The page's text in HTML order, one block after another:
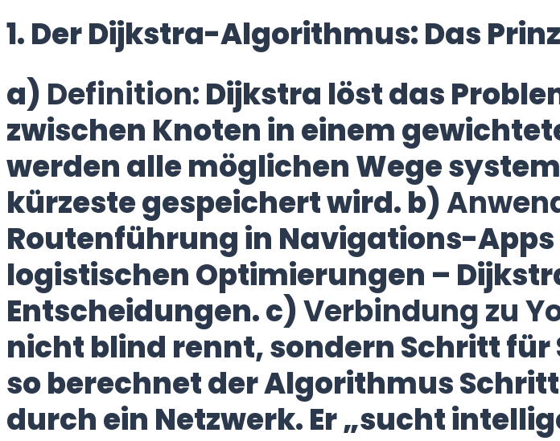
1. Der Dijkstra-Algorithmus: Das
a) Definition:Dijkstra löst das
zwischen Knoten in einem
werden alle möglichen Wege
kürzeste gespeichert wird. b)
Routenführung in Navigations-
logistischen Optimierungen –
Entscheidungen. c)Verbindung zu
nicht blind rennt, sondern Schritt
so berechnet der Algorithmus
durch ein Netzwerk. Er „sucht